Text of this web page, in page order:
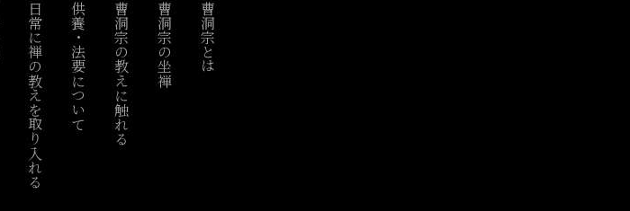
日常に禅の教えを取り入れる 供養・法要について 曹洞宗の教えに触れる 曹洞宗の坐禅 曹洞宗とは